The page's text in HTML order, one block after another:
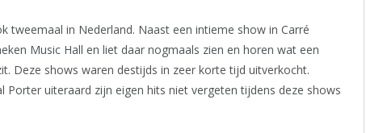
tweemaal in Nederland. Naast een intieme show in Carré
Music Hall en liet daar nogmaals zien en horen wat een
Deze shows waren destijds in zeer korte tijd uitverkocht.
Porter uiteraard zijn eigen hits niet vergeten tijdens deze shows